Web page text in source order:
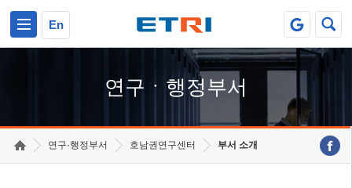
En
연구ㆍ행정부서
연구·행정부서 호남권연구센터 부서 소개